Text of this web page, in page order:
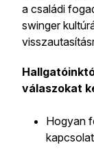
a családi
swinger
válaszokat
Hogyan